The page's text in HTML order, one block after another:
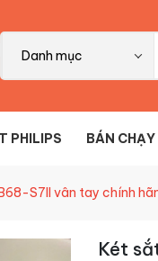
88
Danh mục
PHILIPS BÁN CHẠY
S7II vân tay chính
Két